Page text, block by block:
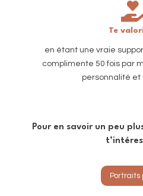
Te
en étant une vraie
complimente 50 fois par
personnalité et
Pour en savoir un peu
Portraits